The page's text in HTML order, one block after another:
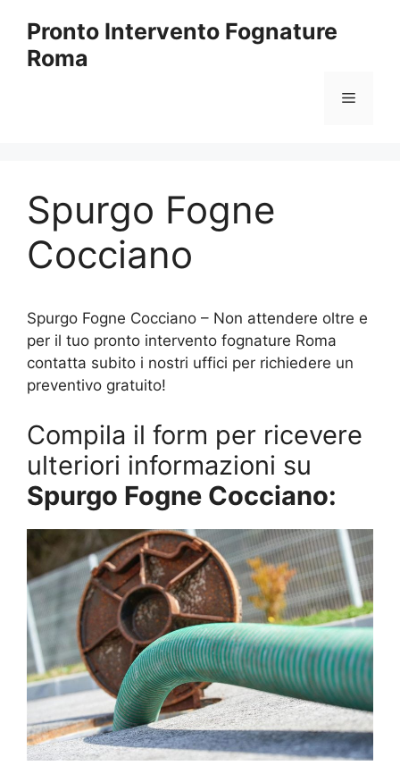
contenuto
Pronto Intervento Fognature
Roma
Menu
Spurgo Fogne
Cocciano
Spurgo Fogne Cocciano – Non attendere oltre e
per il tuo pronto intervento fognature Roma
contatta subito i nostri uffici per richiedere un
preventivo gratuito!
Compila il form per ricevere
ulteriori informazioni su
Spurgo Fogne Cocciano: